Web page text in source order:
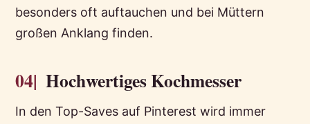
besonders oft auftauchen und bei Müttern
großen Anklang finden.
04| Hochwertiges Kochmesser
In den Top-Saves auf Pinterest wird immer